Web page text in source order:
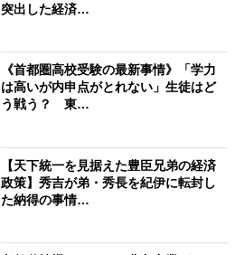
突出した経済…
《首都圏高校受験の最新事情》「学力
は高いが内申点がとれない」生徒はど
う戦う？ 東…
【天下統一を見据えた豊臣兄弟の経済
政策】秀吉が弟・秀長を紀伊に転封し
た納得の事情…